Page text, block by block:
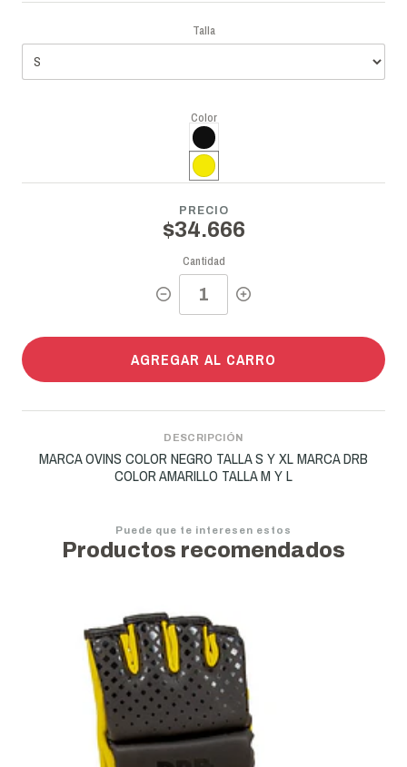
Talla
Color
PRECIO
$34.666
Cantidad
AGREGAR AL CARRO
DESCRIPCIÓN
MARCA OVINS COLOR NEGRO TALLA S Y XL MARCA DRB
COLOR AMARILLO TALLA M Y L
Puede que te interesen estos
Productos recomendados